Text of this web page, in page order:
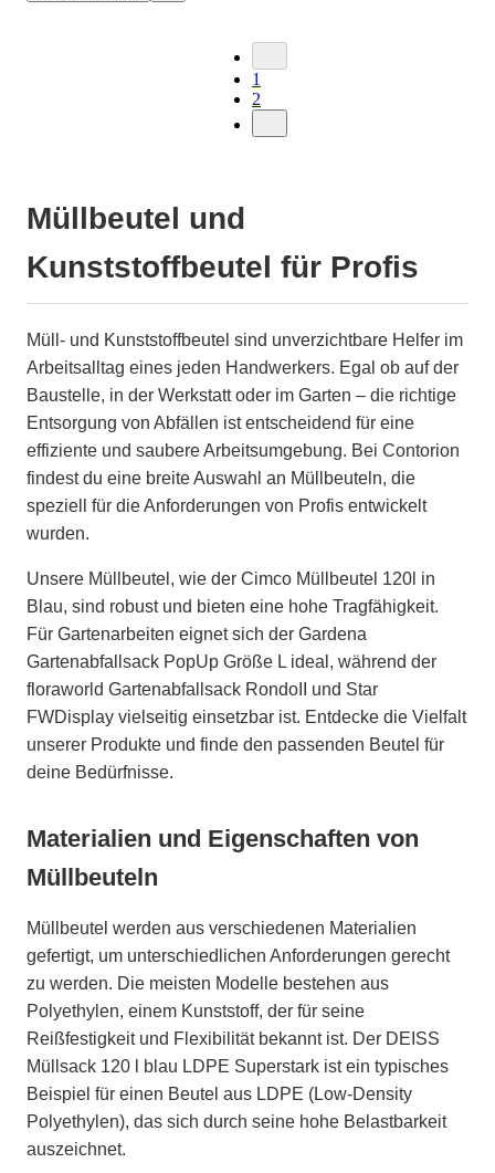
1
2
Müllbeutel und
Kunststoffbeutel für Profis
Müll- und Kunststoffbeutel sind unverzichtbare Helfer im
Arbeitsalltag eines jeden Handwerkers. Egal ob auf der
Baustelle, in der Werkstatt oder im Garten – die richtige
Entsorgung von Abfällen ist entscheidend für eine
effiziente und saubere Arbeitsumgebung. Bei Contorion
findest du eine breite Auswahl an Müllbeuteln, die
speziell für die Anforderungen von Profis entwickelt
wurden.
Unsere Müllbeutel, wie der Cimco Müllbeutel 120l in
Blau, sind robust und bieten eine hohe Tragfähigkeit.
Für Gartenarbeiten eignet sich der Gardena
Gartenabfallsack PopUp Größe L ideal, während der
floraworld Gartenabfallsack RondoII und Star
FWDisplay vielseitig einsetzbar ist. Entdecke die Vielfalt
unserer Produkte und finde den passenden Beutel für
deine Bedürfnisse.
Materialien und Eigenschaften von
Müllbeuteln
Müllbeutel werden aus verschiedenen Materialien
gefertigt, um unterschiedlichen Anforderungen gerecht
zu werden. Die meisten Modelle bestehen aus
Polyethylen, einem Kunststoff, der für seine
Reißfestigkeit und Flexibilität bekannt ist. Der DEISS
Müllsack 120 l blau LDPE Superstark ist ein typisches
Beispiel für einen Beutel aus LDPE (Low-Density
Polyethylen), das sich durch seine hohe Belastbarkeit
auszeichnet.